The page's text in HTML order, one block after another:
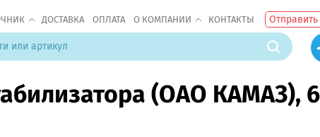
ДОСТАВКА ОПЛАТА О КОМПАНИИ КОНТАКТЫ
(ОАО КАМАЗ),